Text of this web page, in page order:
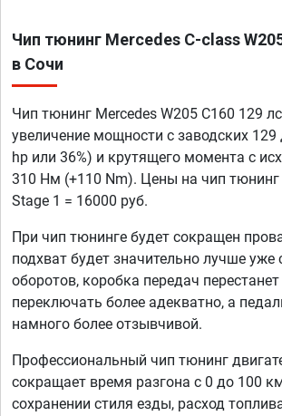
Чип тюнинг Mercedes C-class
в Сочи
Чип тюнинг Mercedes W205 C160 129
увеличение мощности с заводских 129
hp или 36%) и крутящего момента с
310 Нм (+110 Nm). Цены на чип
Stage 1 = 16000 руб.
При чип тюнинге будет сокращен
подхват будет значительно лучше уже
оборотов, коробка передач
переключать более адекватно, а
намного более отзывчивой.
Профессиональный чип тюнинг
сокращает время разгона с 0 до 100
сохранении стиля езды, расход